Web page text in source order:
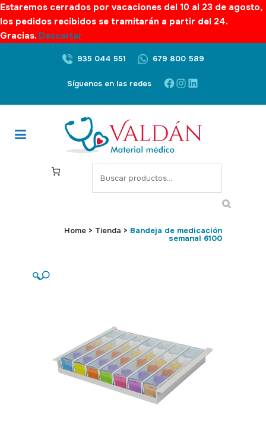
Estaremos cerrados por vacaciones del 10 al 23 de agosto,
los pedidos recibidos se tramitarán a partir del 24.
Gracias. Descartar
935 044 551 679 800 589
Síguenos en las redes Facebook
Instagram
LinkedIn
S
e
c
Home > Tienda > Bandeja de medicación
semanal 6100
🔍